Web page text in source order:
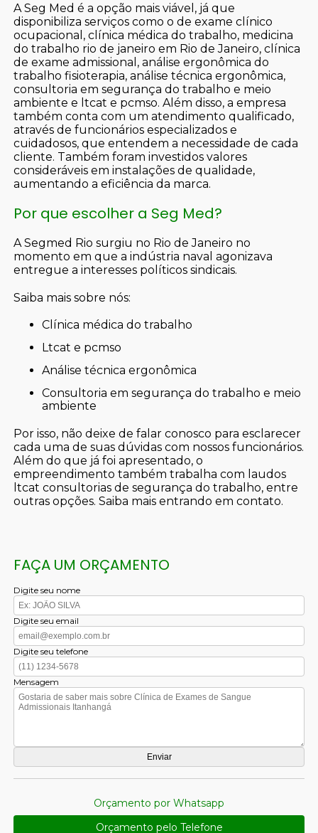
A Seg Med é a opção mais viável, já que
disponibiliza serviços como o de exame clínico
ocupacional, clínica médica do trabalho, medicina
do trabalho rio de janeiro em Rio de Janeiro, clínica
de exame admissional, análise ergonômica do
trabalho fisioterapia, análise técnica ergonômica,
consultoria em segurança do trabalho e meio
ambiente e ltcat e pcmso. Além disso, a empresa
também conta com um atendimento qualificado,
através de funcionários especializados e
cuidadosos, que entendem a necessidade de cada
cliente. Também foram investidos valores
consideráveis em instalações de qualidade,
aumentando a eficiência da marca.
Por que escolher a Seg Med?
A Segmed Rio surgiu no Rio de Janeiro no
momento em que a indústria naval agonizava
entregue a interesses políticos sindicais.
Saiba mais sobre nós:
clínica médica do trabalho
ltcat e pcmso
análise técnica ergonômica
consultoria em segurança do trabalho e meio
ambiente
Por isso, não deixe de falar conosco para esclarecer
cada uma de suas dúvidas com nossos funcionários.
Além do que já foi apresentado, o
empreendimento também trabalha com laudos
ltcat consultorias de segurança do trabalho, entre
outras opções. Saiba mais entrando em contato.
FAÇA UM ORÇAMENTO
Digite seu nome
Digite seu email
Digite seu telefone
Mensagem
Orçamento por Whatsapp
Orçamento pelo Telefone